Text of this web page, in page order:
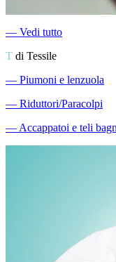
― Vedi tutto
T di Tessile
― Piumoni e lenzuola
― Riduttori/Paracolpi
―Accappatoi e teli